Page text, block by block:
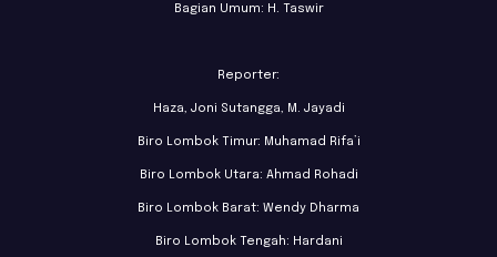
Bagian Umum: H. Taswir
Reporter:
Haza, Joni Sutangga, M. Jayadi
Biro Lombok Timur: Muhamad Rifa’i
Biro Lombok Utara: Ahmad Rohadi
Biro Lombok Barat: Wendy Dharma
Biro Lombok Tengah: Hardani